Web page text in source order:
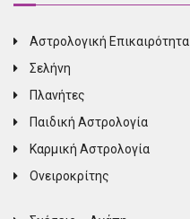
Αστρολογική Επικαιρότητα
Σελήνη
Πλανήτες
Παιδική Αστρολογία
Καρμική Αστρολογία
Ονειροκρίτης